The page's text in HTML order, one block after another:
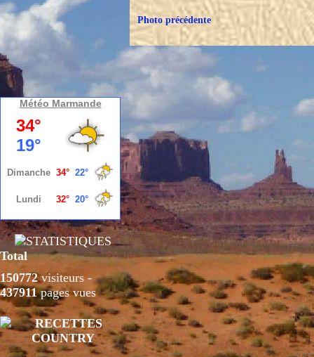
Météo Marmande
Total
150772visiteurs -
437911pages vues
Photo précédente